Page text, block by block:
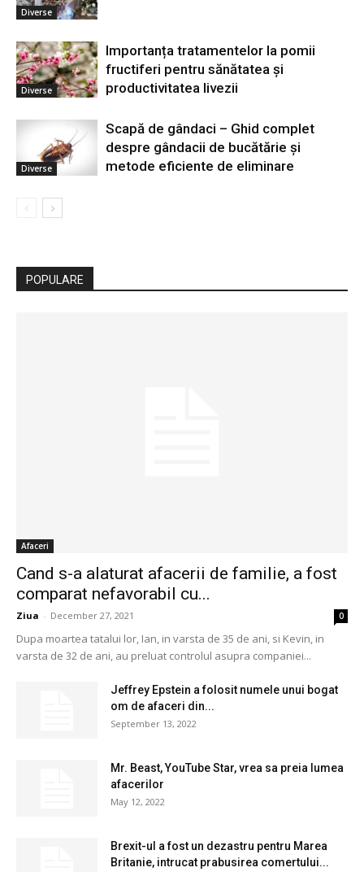
Diverse
Diverse
Importanța tratamentelor la pomii
fructiferi pentru sănătatea și
productivitatea livezii
Diverse
Scapă de gândaci – Ghid complet
despre gândacii de bucătărie și
metode eficiente de eliminare
POPULARE
Afaceri
Cand s-a alaturat afacerii de familie, a fost
comparat nefavorabil cu...
Ziua - December 27, 2021 0
Dupa moartea tatalui lor, Ian, in varsta de 35 de ani, si Kevin, in
varsta de 32 de ani, au preluat controlul asupra companiei...
Jeffrey Epstein a folosit numele unui bogat
om de afaceri din...
September 13, 2022
Mr. Beast, YouTube Star, vrea sa preia lumea
afacerilor
May 12, 2022
Brexit-ul a fost un dezastru pentru Marea
Britanie, intrucat prabusirea comertului...